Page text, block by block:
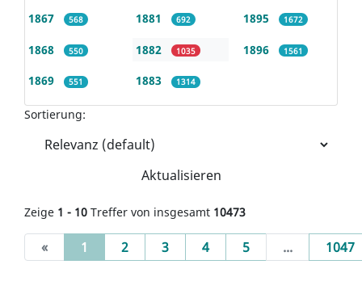
1867 568
1868 550
1869 551
1881 692
1882 1035
1883 1314
1895 1672
1896 1561
Sortierung:
Aktualisieren
Zeige 1 - 10 Treffer von insgesamt 10473
« 1 (current)
2 3 4 5 ... 1047